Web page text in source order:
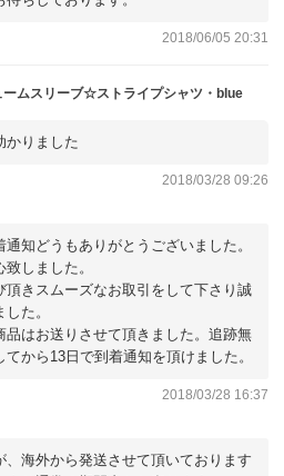
2018/06/05 20:31
ームスリーブ☆ストライプシャツ・blue
かりました
2018/03/28 09:26
知どうもありがとうございました。
しました。
頂きスムーズなお取引をして下さり誠
た。
品はお送りさせて頂きました。追跡無
から13日で到着通知を頂けました。
2018/03/28 16:37
、海外から発送させて頂いております